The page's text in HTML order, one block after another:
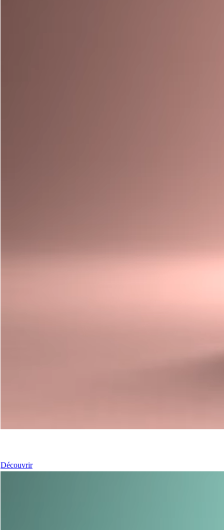
Découvrir